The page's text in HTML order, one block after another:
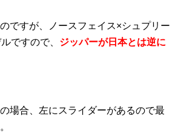
ですが、ノースフェイス×シュプリー
ですので、 ジッパーが日本とは逆に
場合、左にスライダーがあるので最